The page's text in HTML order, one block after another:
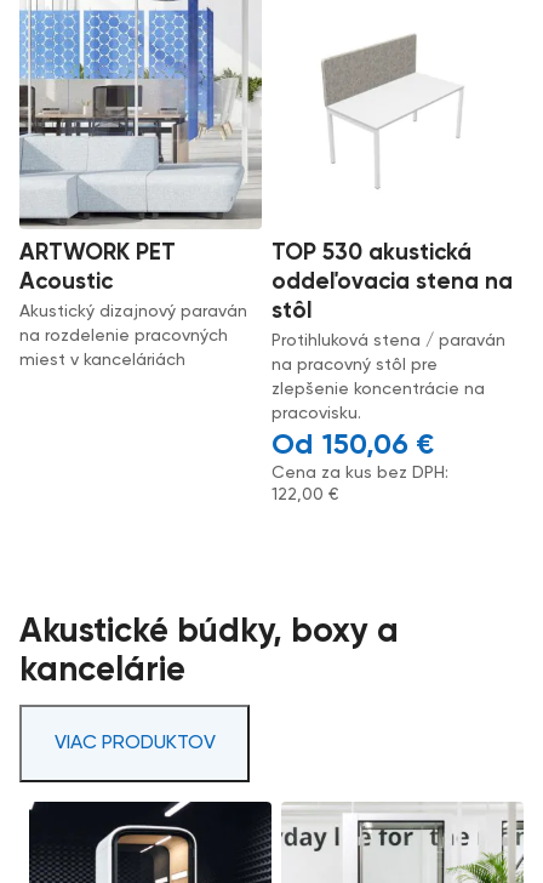
ARTWORK PET
Acoustic
Akustický dizajnový paraván
na rozdelenie pracovných
miest v kanceláriách
TOP 530 akustická
oddeľovacia stena na
stôl
Protihluková stena / paraván
na pracovný stôl pre
zlepšenie koncentrácie na
pracovisku.
150,06 €
Cena za kus bez DPH:
122,00 €
Akustické búdky, boxy a
kancelárie
VIAC PRODUKTOV